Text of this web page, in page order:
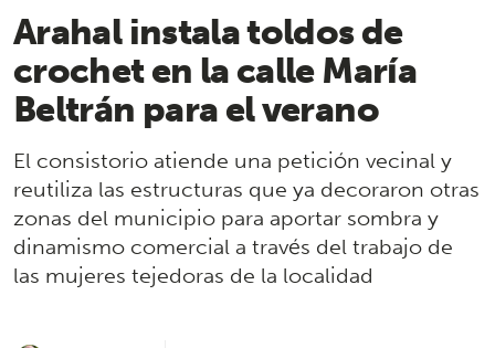
Arahal instala toldos de
crochet en la calle María
Beltrán para el verano
El consistorio atiende una petición vecinal y
reutiliza las estructuras que ya decoraron otras
zonas del municipio para aportar sombra y
dinamismo comercial a través del trabajo de
las mujeres tejedoras de la localidad